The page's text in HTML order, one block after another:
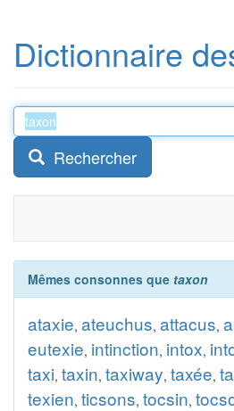
Dictionnaire
Rechercher
Mêmes consonnes que taxon
ataxie, ateuchus, attacus,
eutexie, intinction, intox,
taxi, taxin, taxiway, taxée,
texien, ticsons, tocsin,